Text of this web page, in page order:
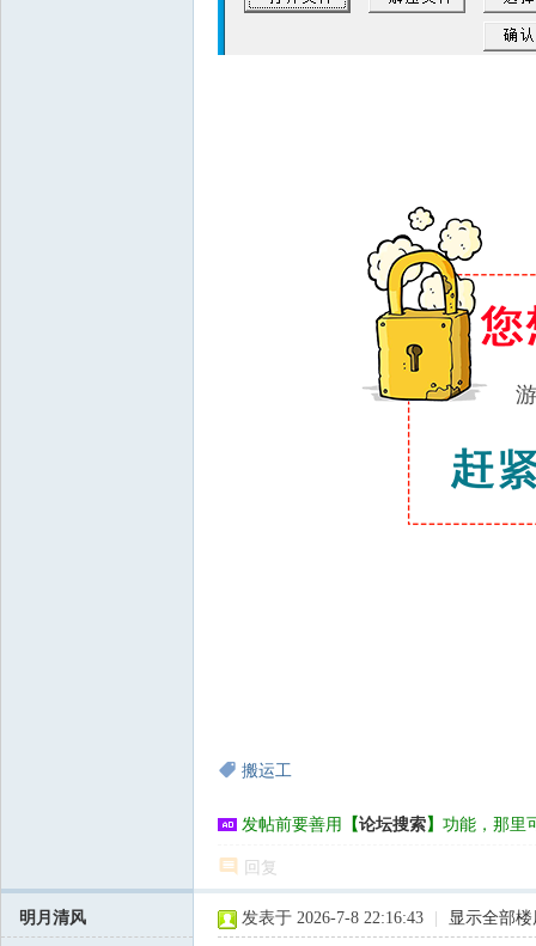
搬运工
发帖前要善用 【论坛搜索】 功能，那里
回复
明月清风 发表于 2026-7-8 22:16:43 显示全部楼